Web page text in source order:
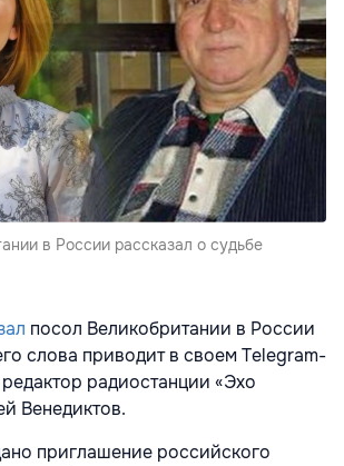
в России рассказал о судьбе
посол Великобритании в России
слова приводит в своем Telegram-
радиостанции «Эхо
Венедиктов.
приглашение российского